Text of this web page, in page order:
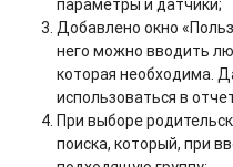
параметры и датчики;
Добавлено окно
него можно вводить
которая необходима.
использоваться в
При выборе
поиска, который, при